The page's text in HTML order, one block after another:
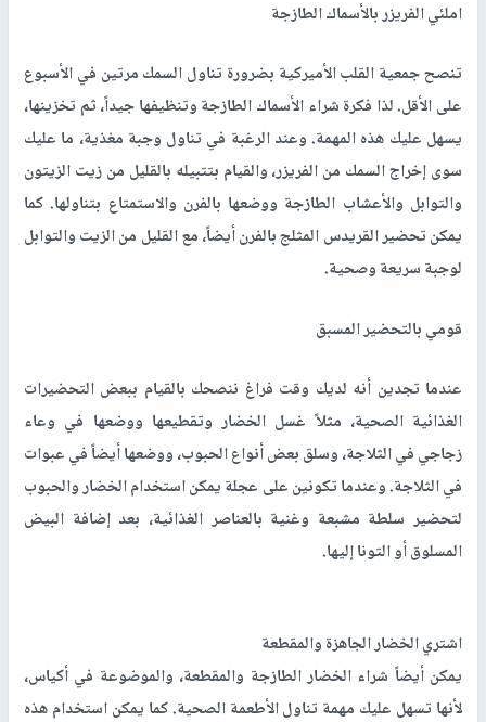
املئي الفريزر بالأسماك الطازجة
تنصح جمعية القلب الأميركية بضرورة تناول السمك مرتين في الأسبوع
على الأقل. لذا فكرة شراء الأسماك الطازجة وتنظيفها جيداً، ثم تخزينها،
يسهل عليك هذه المهمة. وعند الرغبة في تناول وجبة مغذية، ما عليك
سوى إخراج السمك من الفريزر، والقيام بتتبيله بالقليل من زيت الزيتون
والتوابل والأعشاب الطازجة ووضعها بالفرن والاستمتاع بتناولها. كما
يمكن تحضير القريدس المثلج بالفرن أيضاً، مع القليل من الزيت والتوابل
لوجبة سريعة وصحية.
قومي بالتحضير المسبق
عندما تجدين أنه لديك وقت فراغ ننصحك بالقيام ببعض التحضيرات
الغذائية الصحية، مثلاً غسل الخضار وتقطيعها ووضعها في وعاء
زجاجي في الثلاجة، وسلق بعض أنواع الحبوب، ووضعها أيضاً في عبوات
في الثلاجة. وعندما تكونين على عجلة يمكن استخدام الخضار والحبوب
لتحضير سلطة مشبعة وغنية بالعناصر الغذائية، بعد إضافة البيض
المسلوق أو التونا إليها.
اشتري الخضار الجاهزة والمقطعة
يمكن أيضاً شراء الخضار الطازجة والمقطعة، والموضوعة في أكياس،
لأنها تسهل عليك مهمة تناول الأطعمة الصحية. كما يمكن استخدام هذه